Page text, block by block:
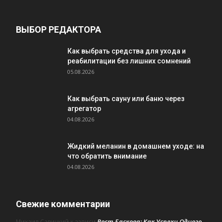
ВЫБОР РЕДАКТОРА
Как выбрать средства для ухода и
реабилитации без лишних сомнений
05.08.2026
Как выбрать сауну или баню через
агрегатор
04.08.2026
Жидкий меланин в домашнем уходе: на
что обратить внимание
04.08.2026
Свежие комментарии